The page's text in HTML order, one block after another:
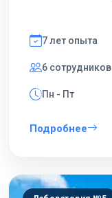
7 лет опыта
6 сотрудников
Пн - Пт
Подробнее